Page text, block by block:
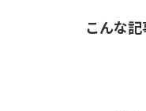
こんな